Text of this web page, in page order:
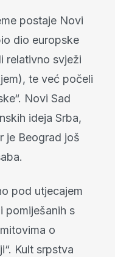
postaje Novi
dio europske
relativno svježi
te već počeli
Novi Sad
ideja Srba,
je Beograd još
pod utjecajem
pomiješanih s
o
Kult srpstva